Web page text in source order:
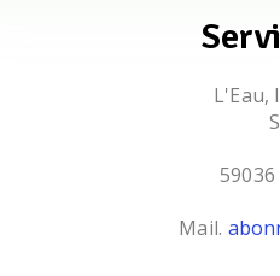
L'Eau,
Mail.